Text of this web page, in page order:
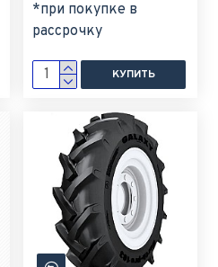
*при покупке в
рассрочку
КУПИТЬ